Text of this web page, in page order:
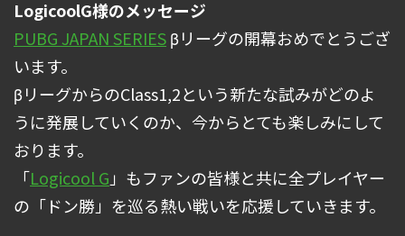
LogicoolG様のメッセージ
PUBG JAPAN SERIESβリーグの開幕おめでとうござ
います。
βリーグからのClass1,2という新たな試みがどのよ
うに発展していくのか、今からとても楽しみにして
おります。
「Logicool G 」もファンの皆様と共に全プレイヤー
の「ドン勝」を巡る熱い戦いを応援していきます。